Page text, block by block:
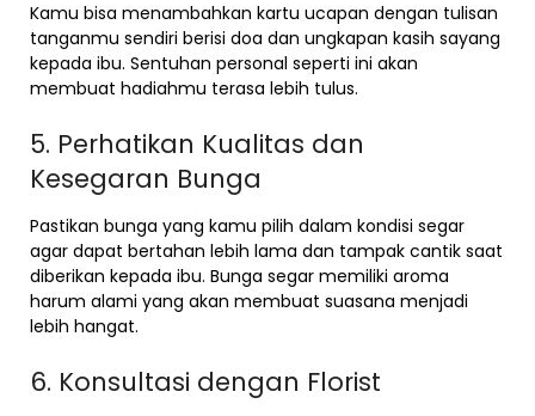
Kamu bisa menambahkan kartu ucapan dengan tulisan
tanganmu sendiri berisi doa dan ungkapan kasih sayang
kepada ibu. Sentuhan personal seperti ini akan
membuat hadiahmu terasa lebih tulus.
5. Perhatikan Kualitas dan
Kesegaran Bunga
Pastikan bunga yang kamu pilih dalam kondisi segar
agar dapat bertahan lebih lama dan tampak cantik saat
diberikan kepada ibu. Bunga segar memiliki aroma
harum alami yang akan membuat suasana menjadi
lebih hangat.
6. Konsultasi dengan Florist